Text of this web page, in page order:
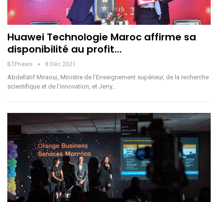
Huawei Technologie Maroc affirme sa
disponibilité au profit…
BTPnews 8 Déc 2021
Abdellatif Miraoui, Ministre de l’Enseignement supérieur, de la recherche
scientifique et de l’innovation, et Jerry…